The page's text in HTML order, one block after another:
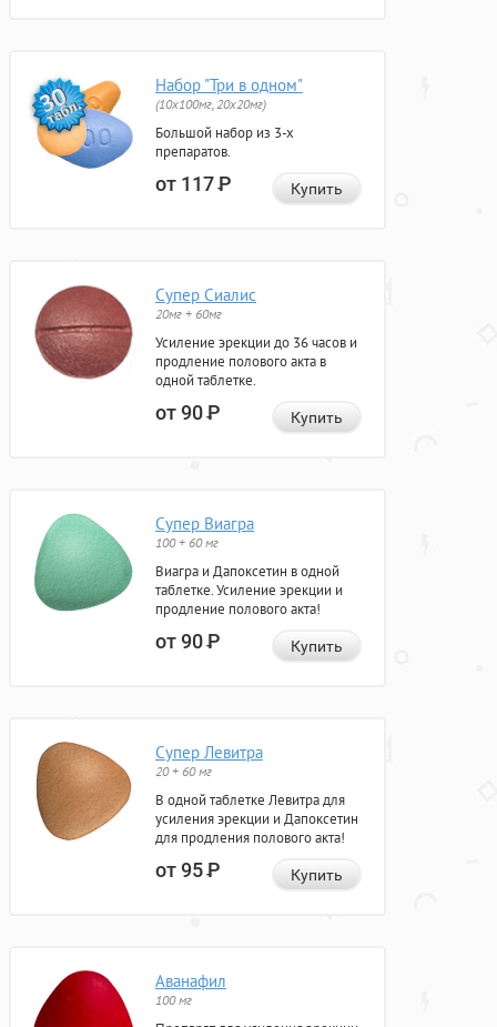
Набор "Три в одном"
(10x100мг, 20x20мг)
Большой набор из 3-х
препаратов.
от 117Р Купить
Супер Сиалис
20мг + 60мг
Усиление эрекции до 36 часов и
продление полового акта в
одной таблетке.
от 90Р Купить
Супер Виагра
100 + 60 мг
Виагра и Дапоксетин в одной
таблетке. Усиление эрекции и
продление полового акта!
от 90Р Купить
Супер Левитра
20 + 60 мг
В одной таблетке Левитра для
усиления эрекции и Дапоксетин
для продления полового акта!
от 95Р Купить
Аванафил
100 мг